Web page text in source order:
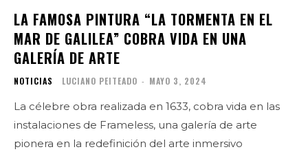
LA FAMOSA PINTURA “LA TORMENTA EN EL
MAR DE GALILEA” COBRA VIDA EN UNA
GALERÍA DE ARTE
NOTICIAS LUCIANO PEITEADO - MAYO 3, 2024
La célebre obra realizada en 1633, cobra vida en las
instalaciones de Frameless, una galería de arte
pionera en la redefinición del arte inmersivo